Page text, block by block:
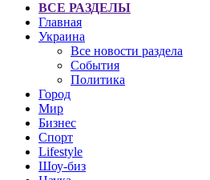
ВСЕ РАЗДЕЛЫ
Главная
Украина
Все новости раздела
События
Политика
Город
Мир
Бизнес
Спорт
Lifestyle
Шоу-биз